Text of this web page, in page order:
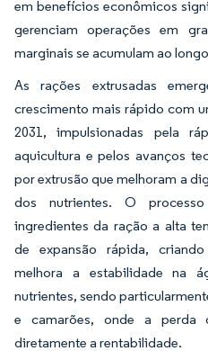
em benefícios econômicos
gerenciam operações em
marginais se acumulam ao
As rações extrusadas
crescimento mais rápido com
2031, impulsionadas pela
aquicultura e pelos avanços
por extrusão que melhoram a
dos nutrientes. O
ingredientes da ração a alta
de expansão rápida,
melhora a estabilidade na
nutrientes, sendo
e camarões, onde a perda
diretamente a rentabilidade.